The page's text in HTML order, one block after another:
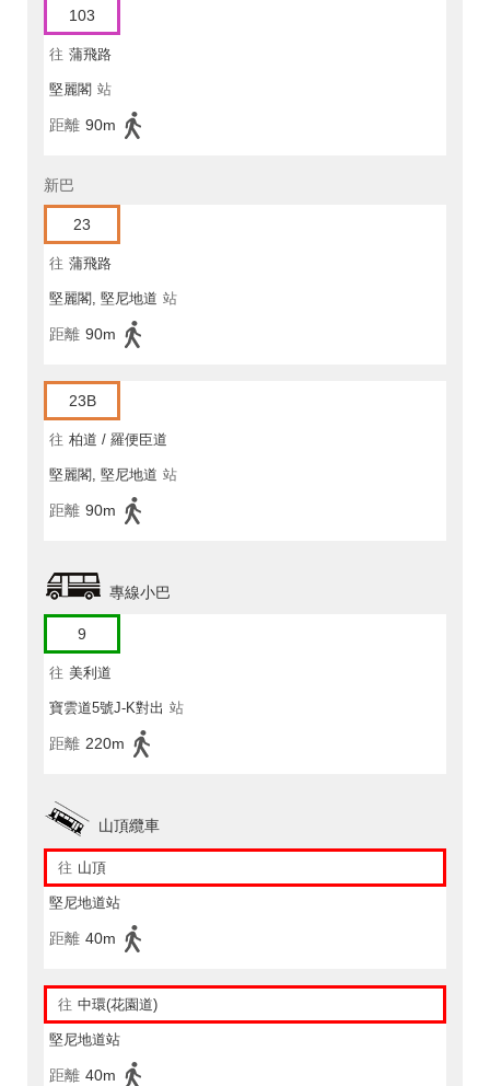
103
往 蒲飛路
堅麗閣 站
距離 90m
新巴
23
往 蒲飛路
堅麗閣, 堅尼地道 站
距離 90m
23B
往 柏道 / 羅便臣道
堅麗閣, 堅尼地道 站
距離 90m
專線小巴
9
往 美利道
寶雲道5號J-K對出 站
距離 220m
山頂纜車
往 山頂
堅尼地道站
距離 40m
往 中環(花園道)
堅尼地道站
距離 40m